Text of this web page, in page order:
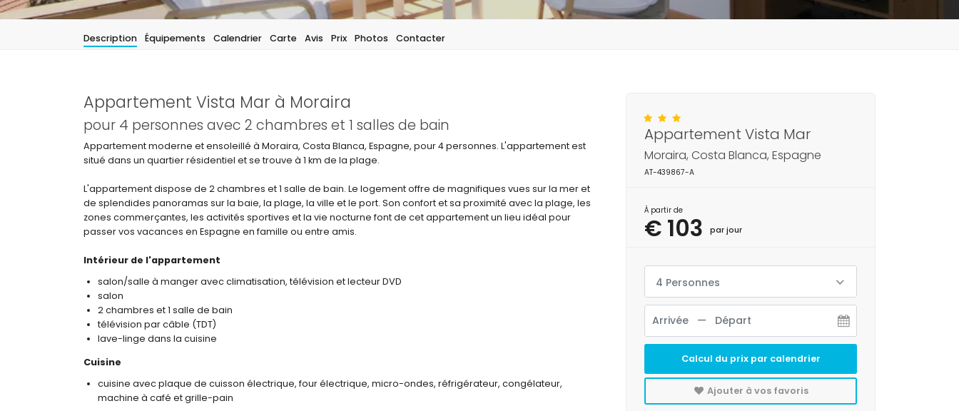
Description Équipements Calendrier Carte Avis Prix Photos Contacter
Appartement Vista Mar à Moraira
pour 4 personnes avec 2 chambres et 1 salles de bain
Appartement moderne et ensoleillé à Moraira, Costa Blanca, Espagne, pour 4 personnes. L'appartement est
situé dans un quartier résidentiel et se trouve à 1 km de la plage.
L'appartement dispose de 2 chambres et 1 salle de bain. Le logement offre de magnifiques vues sur la mer et
de splendides panoramas sur la baie, la plage, la ville et le port. Son confort et sa proximité avec la plage, les
zones commerçantes, les activités sportives et la vie nocturne font de cet appartement un lieu idéal pour
passer vos vacances en Espagne en famille ou entre amis.
Intérieur de l'appartement
salon/salle à manger avec climatisation, télévision et lecteur DVD
salon
2 chambres et 1 salle de bain
télévision par câble (TDT)
lave-linge dans la cuisine
Cuisine
cuisine avec plaque de cuisson électrique, four électrique, micro-ondes, réfrigérateur, congélateur,
machine à café et grille-pain
Appartement Vista Mar
Moraira, Costa Blanca, Espagne
AT-439867-A
À partir de
€ 103 par jour
4 Personnes
Calcul du prix par calendrier
Ajouter à vos favoris